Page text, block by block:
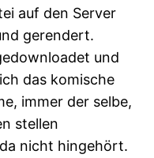
auf den Server
gerendert.
und
das komische
immer der selbe,
stellen
nicht hingehört.